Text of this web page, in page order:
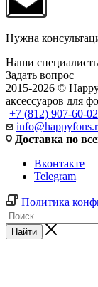
Нужна
Наши
Задать вопрос
2015-2026 ©
аксессуаров для
+7 (812) 907-60-02
Доставка по
Вконтакте
Telegram
Политика
Найти